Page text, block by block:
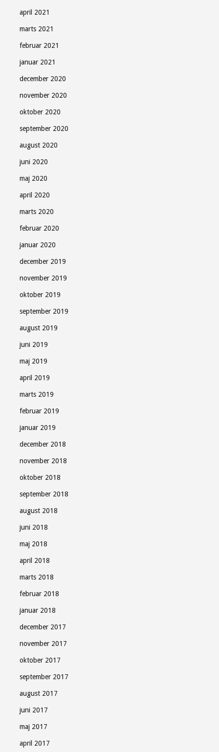
april 2021
marts 2021
februar 2021
januar 2021
december 2020
november 2020
oktober 2020
september 2020
august 2020
juni 2020
maj 2020
april 2020
marts 2020
februar 2020
januar 2020
december 2019
november 2019
oktober 2019
september 2019
august 2019
juni 2019
maj 2019
april 2019
marts 2019
februar 2019
januar 2019
december 2018
november 2018
oktober 2018
september 2018
august 2018
juni 2018
maj 2018
april 2018
marts 2018
februar 2018
januar 2018
december 2017
november 2017
oktober 2017
september 2017
august 2017
juni 2017
maj 2017
april 2017